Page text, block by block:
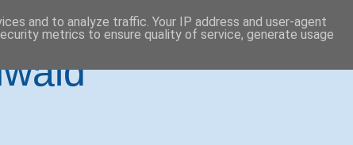
and to analyze traffic. Your IP address and user-agent
metrics to ensure quality of service, generate usage